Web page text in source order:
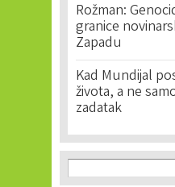
Rožman:
granice
Zapadu
Kad Mundijal
života, a ne
zadatak
Search
Search